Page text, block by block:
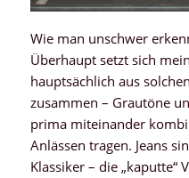
Wie man unschwer
Überhaupt setzt sich
hauptsächlich aus
zusammen – Grautöne
prima miteinander
Anlässen tragen. Jeans
Klassiker – die „kaputte“